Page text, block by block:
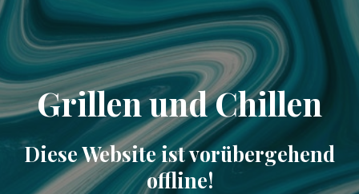
Grillen und Chillen
Diese Website ist vorübergehend
offline!